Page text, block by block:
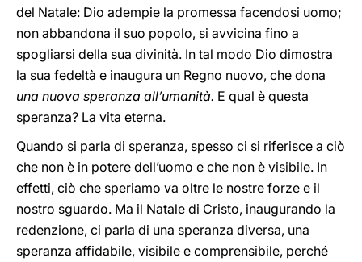
del Natale: Dio adempie la promessa facendosi uomo;
non abbandona il suo popolo, si avvicina fino a
spogliarsi della sua divinità. In tal modo Dio dimostra
la sua fedeltà e inaugura un Regno nuovo, che dona
una nuova speranza all’umanità. E qual è questa
speranza? La vita eterna.
Quando si parla di speranza, spesso ci si riferisce a ciò
che non è in potere dell’uomo e che non è visibile. In
effetti, ciò che speriamo va oltre le nostre forze e il
nostro sguardo. Ma il Natale di Cristo, inaugurando la
redenzione, ci parla di una speranza diversa, una
speranza affidabile, visibile e comprensibile, perché